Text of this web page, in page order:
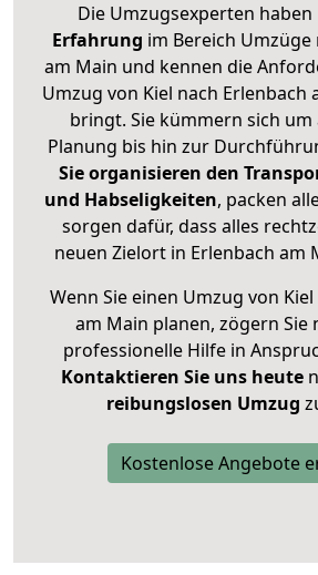
Die Umzugsexperten haben
Erfahrung im Bereich Umzüge
am Main und kennen die
Umzug von Kiel nach Erlenbach
bringt. Sie kümmern sich um
Planung bis hin zur
Sie organisieren den
und Habseligkeiten, packen
sorgen dafür, dass alles
neuen Zielort in Erlenbach am
Wenn Sie einen Umzug von
am Main planen, zögern Sie
professionelle Hilfe in
Kontaktieren Sie uns heute
reibungslosen Umzug
Kostenlose Angebote